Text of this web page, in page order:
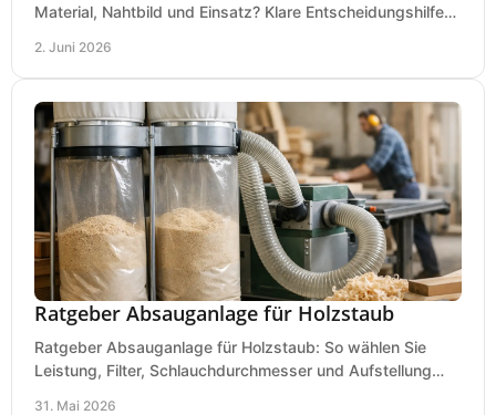
Material, Nahtbild und Einsatz? Klare Entscheidungshilfe
2. Juni 2026
Ratgeber Absauganlage für Holzstaub
Ratgeber Absauganlage für Holzstaub: So wählen Sie
Leistung, Filter, Schlauchdurchmesser und Aufstellung
31. Mai 2026